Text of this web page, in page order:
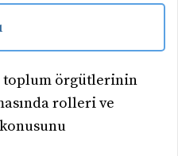
toplum örgütlerinin
rolleri ve